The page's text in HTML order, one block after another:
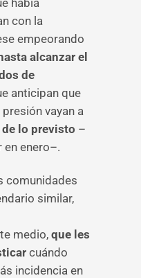
había
con la
empeorando
hasta alcanzar el
de
anticipan que
vayan a
lo previsto –
en enero–.
comunidades
similar,
medio, que les
cuándo
incidencia en